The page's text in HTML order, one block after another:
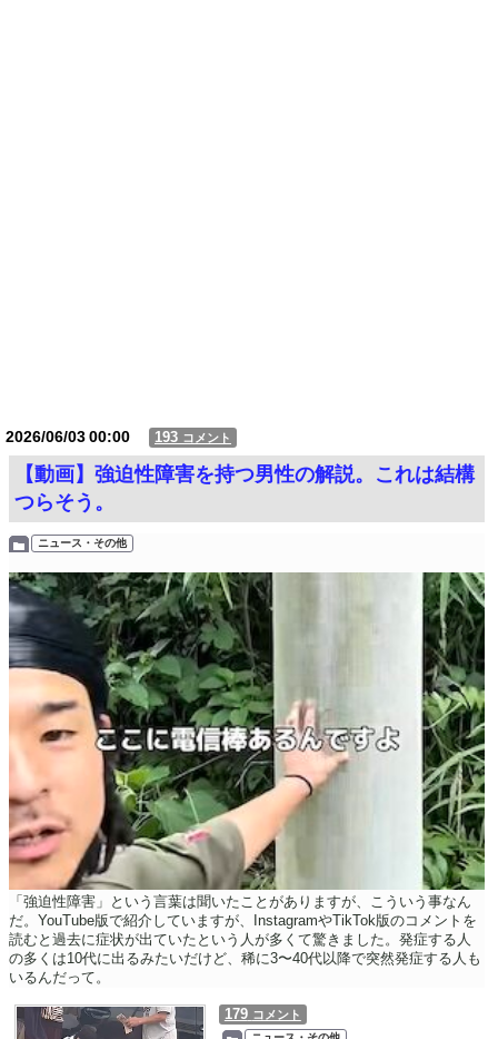
2026/06/0300:00 193 コメント
【動画】強迫性障害を持つ男性の解説。これは結構
つらそう。
ニュース・その他
「強迫性障害」という言葉は聞いたことがありますが、こういう事なん
だ。YouTube版で紹介していますが、InstagramやTikTok版のコメントを
読むと過去に症状が出ていたという人が多くて驚きました。発症する人
の多くは10代に出るみたいだけど、稀に3〜40代以降で突然発症する人も
いるんだって。
179 コメント